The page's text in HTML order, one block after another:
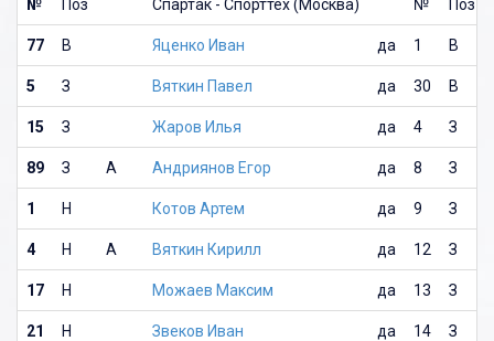
№ Поз Спартак - Спорттех (Москва) № Поз
77 В Яценко Иван да 1 В
5 З Вяткин Павел да 30 В
15 З Жаров Илья да 4 З
89 З А Андриянов Егор да 8 З
1 Н Котов Артем да 9 З
4 Н А Вяткин Кирилл да 12 З
17 Н Можаев Максим да 13 З
21 Н Звеков Иван да 14 З